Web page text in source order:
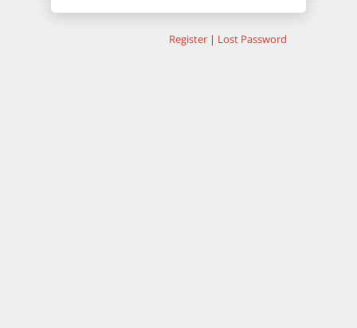
Register | Lost Password